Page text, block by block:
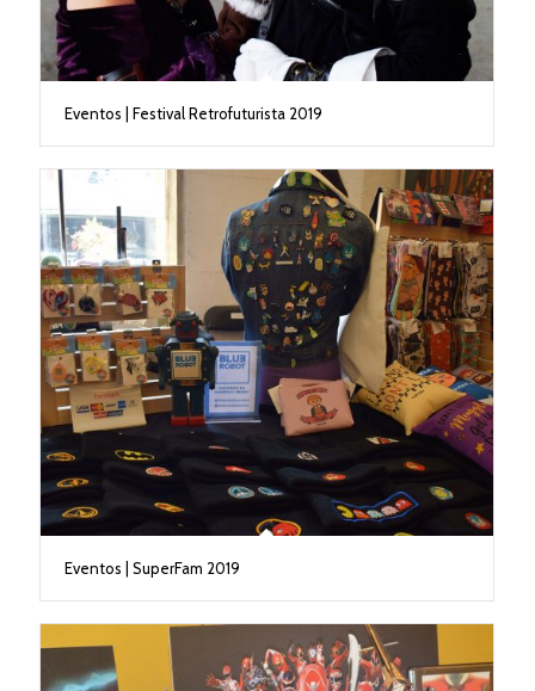
Eventos | Festival Retrofuturista 2019
Eventos | SuperFam 2019